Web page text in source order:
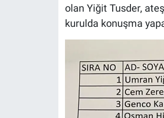
olan Yiğit Tusder,
kurulda konuşma